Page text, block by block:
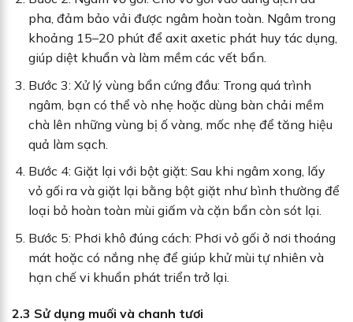
pha, đảm bảo vải được ngâm hoàn toàn. Ngâm trong
khoảng 15–20 phút để axit axetic phát huy tác dụng,
giúp diệt khuẩn và làm mềm các vết bẩn.
Bước 3: Xử lý vùng bẩn cứng đầu: Trong quá trình
ngâm, bạn có thể vò nhẹ hoặc dùng bàn chải mềm
chà lên những vùng bị ố vàng, mốc nhẹ để tăng hiệu
quả làm sạch.
Bước 4: Giặt lại với bột giặt: Sau khi ngâm xong, lấy
vỏ gối ra và giặt lại bằng bột giặt như bình thường để
loại bỏ hoàn toàn mùi giấm và cặn bẩn còn sót lại.
Bước 5: Phơi khô đúng cách: Phơi vỏ gối ở nơi thoáng
mát hoặc có nắng nhẹ để giúp khử mùi tự nhiên và
hạn chế vi khuẩn phát triển trở lại.
2.3 Sử dụng muối và chanh tươi